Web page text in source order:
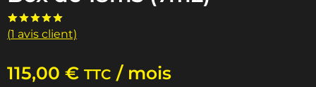
Noté5.00
1
client
(1 avis client)
115,00 € TTC / mois